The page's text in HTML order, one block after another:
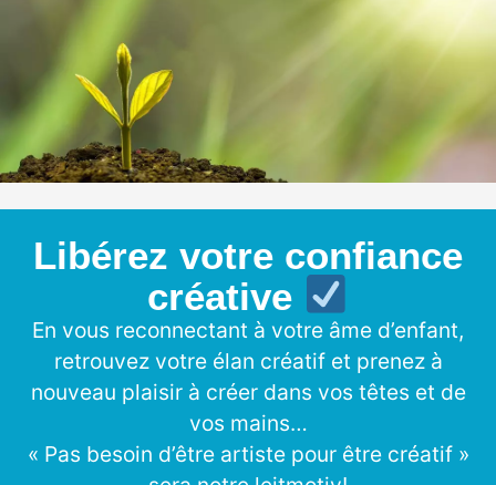
Libérez votre confiance
créative
En vous reconnectant à votre âme d’enfant,
retrouvez votre élan créatif et prenez à
nouveau plaisir à créer dans vos têtes et de
vos mains…
« Pas besoin d’être artiste pour être créatif »